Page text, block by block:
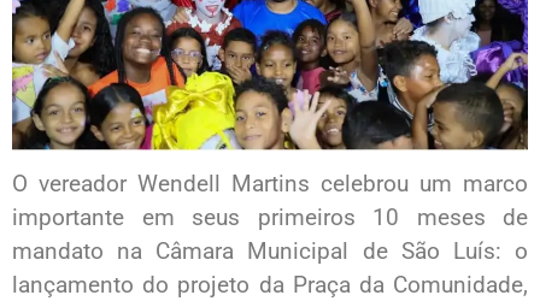
O vereador Wendell Martins celebrou um marco
importante em seus primeiros 10 meses de
mandato na Câmara Municipal de São Luís: o
lançamento do projeto da Praça da Comunidade,